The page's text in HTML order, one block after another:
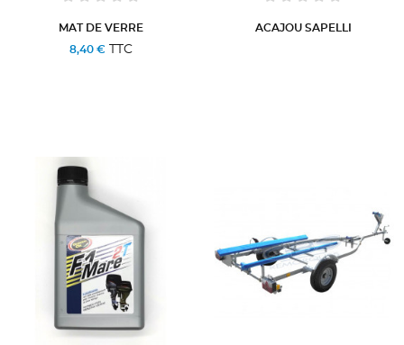
MAT DE VERRE
8,40 € TTC
ACAJOU SAPELLI